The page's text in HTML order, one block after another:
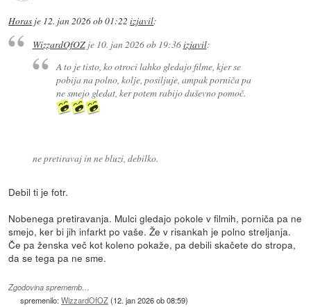
Horas je 12. jan 2026 ob 01:22 izjavil:
WizzardOfOZje 10. jan 2026 ob 19:36izjavil:
A to je tisto, ko otroci lahko gledajo filme, kjer se
pobija na polno, kolje, posiljuje, ampak porniča pa
ne smejo gledat, ker potem rabijo duševno pomoč.
ne pretiravaj in ne bluzi, debilko.
Debil ti je fotr.
Nobenega pretiravanja. Mulci gledajo pokole v filmih, porniča pa ne
smejo, ker bi jih infarkt po vaše. Že v risankah je polno streljanja.
Če pa ženska več kot koleno pokaže, pa debili skačete do stropa,
da se tega pa ne sme.
Zgodovina sprememb…
spremenilo:WizzardOfOZ(12. jan 2026 ob 08:59)